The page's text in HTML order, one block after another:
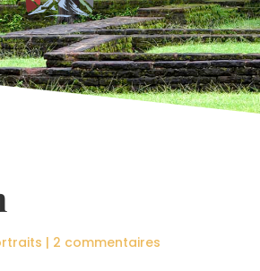
| 2 commentaires